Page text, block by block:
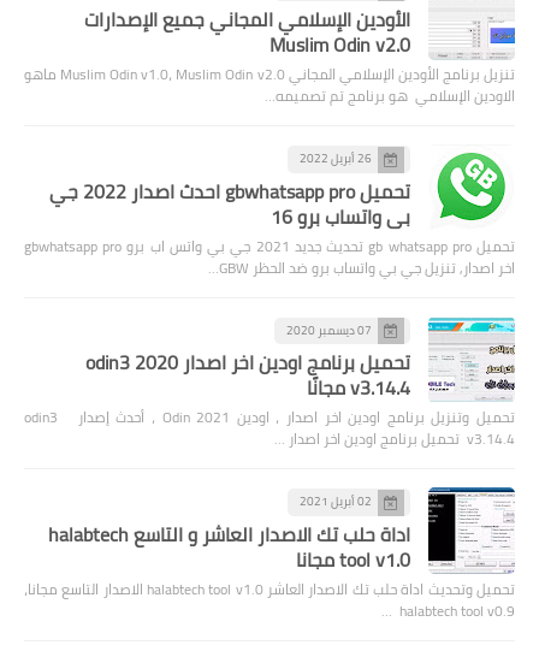
الأودين الإسلامي المجاني جميع الإصدارات
Muslim Odin v2.0
تنزيل برنامج الأودين الإسلامي المجاني Muslim Odin v1.0، Muslim Odin v2.0 ماهو
الاودين الإسلامي هو برنامج تم تصميمه…
26 أبريل 2022
تحميل gbwhatsapp pro احدث اصدار 2022 جي
بي واتساب برو 16
تحميل gb whatsapp pro تحديث جديد 2021 جي بي واتس اب برو gbwhatsapp pro
اخر اصدار, تنزيل جي بي واتساب برو ضد الحظر GBW…
07 ديسمبر 2020
تحميل برنامج اودين اخر اصدار 2020 odin3
v3.14.4 مجانًا
تحميل وتنزيل برنامج اودين اخر اصدار ، اودين Odin 2021 ، أحدث إصدار odin3
v3.14.4 تحميل برنامج اودين اخر اصدار …
02 أبريل 2021
اداة حلب تك الاصدار العاشر و التاسع halabtech
tool v1.0 مجانا
تحميل وتحديث اداة حلب تك الاصدار العاشر halabtech tool v1.0 الاصدار التاسع مجانا،
halabtech tool v0.9 …